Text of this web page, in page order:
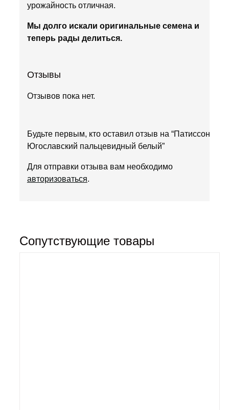
урожайность отличная.
Мы долго искали оригинальные семена и
теперь рады делиться.
Отзывы
Отзывов пока нет.
Будьте первым, кто оставил отзыв на “Патиссон
Югославский пальцевидный белый”
Для отправки отзыва вам необходимо
авторизоваться.
Сопутствующие товары